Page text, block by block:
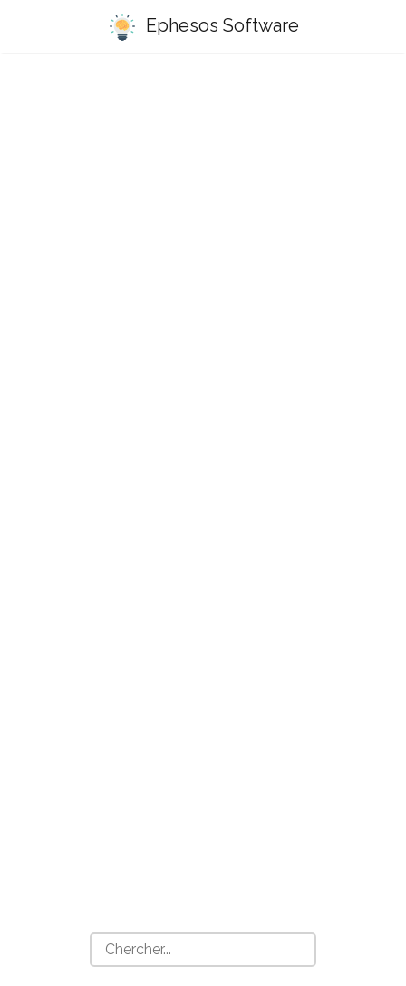
Ephesos Software